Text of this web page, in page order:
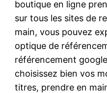
boutique en ligne
sur tous les sites de
main, vous pouvez
optique de
référencement
choisissez bien vos
titres, prendre en